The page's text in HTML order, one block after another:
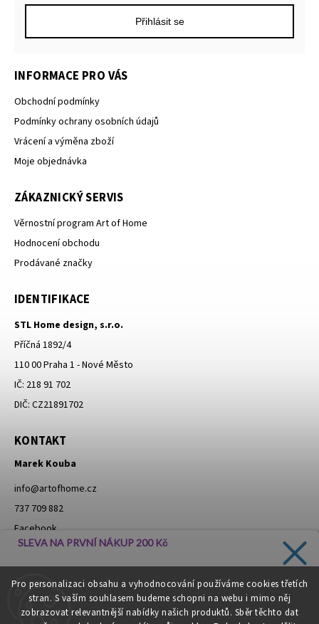
Pro personalizaci obsahu a vyhodnocování používáme cookies třetích
stran. S vaším souhlasem budeme schopni na webu i mimo něj
zobrazovat relevantnější nabídky našich produktů. Sběr těchto dat
Přihlásit se
INFORMACE PRO VÁS
Obchodní podmínky
Podmínky ochrany osobních údajů
Vrácení a výměna zboží
Moje objednávka
ZÁKAZNICKÝ SERVIS
Věrnostní program Art of Home
Hodnocení obchodu
Prodávané značky
IDENTIFIKACE
STL Home design, s.r.o.
Příčná 1892/4
110 00 Praha 1 - Nové Město
IČ: 218 91 702
DIČ: CZ21891702
KONTAKT
Marek Kouba
info@artofhome.cz
737 709 882
Facebook
Instagram
Moje objednávka - odstoupení od smlouvy
SLEVA NA PRVNÍ NÁKUP 200 Kč
slevách přímo do vaší schránky!